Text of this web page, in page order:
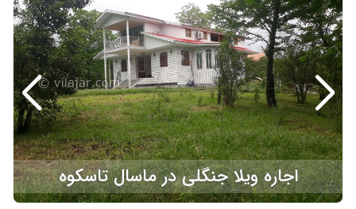
اجاره ویلا جنگلی در ماسال تاسکوه